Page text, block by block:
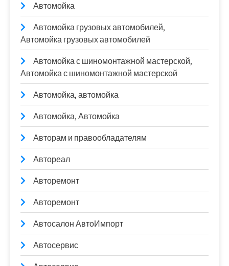
Автомойка
Автомойка грузовых автомобилей,
Автомойка грузовых автомобилей
Автомойка с шиномонтажной мастерской,
Автомойка с шиномонтажной мастерской
Автомойка, автомойка
Автомойка, Автомойка
Авторам и правообладателям
Автореал
Авторемонт
Авторемонт
Автосалон АвтоИмпорт
Автосервис